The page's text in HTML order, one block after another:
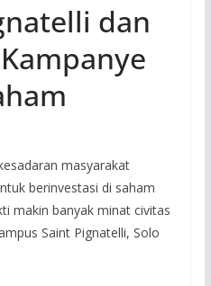
dan
masyarakat
berinvestasi di saham
makin banyak minat civitas
Saint Pignatelli, Solo